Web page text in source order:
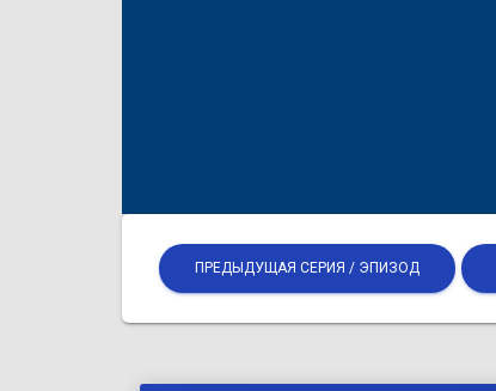
ПРЕДЫДУЩАЯ СЕРИЯ / ЭПИЗОД